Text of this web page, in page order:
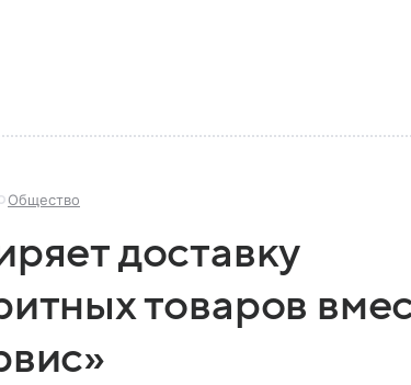
Общество
доставку
товаров